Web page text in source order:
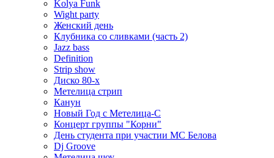
Kolya Funk
Wight party
Женский день
Клубника со сливками (часть 2)
Jazz bass
Definition
Strip show
Диско 80-х
Метелица стрип
Канун
Новый Год с Метелица-С
Концерт группы "Корни"
День студента при участии МС Белова
Dj Groove